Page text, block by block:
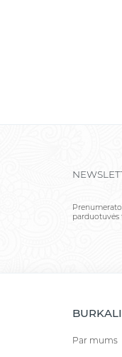
parduotuvės
Par mums